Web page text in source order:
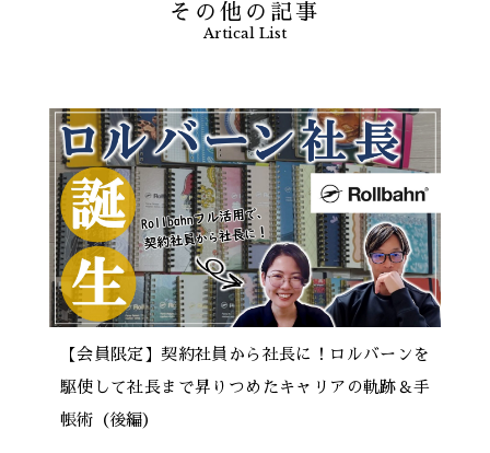
その他の記事
Artical List
【会員限定】契約社員から社長に！ロルバーンを
駆使して社長まで昇りつめたキャリアの軌跡＆手
帳術（後編）